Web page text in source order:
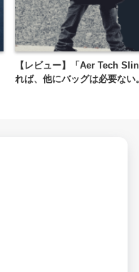
【レビュー】「Aer Tech
れば、他にバッグは必要ない